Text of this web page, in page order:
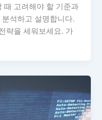
때 고려해야 할 기준과
석하고 설명합니다.
략을 세워보세요. 가